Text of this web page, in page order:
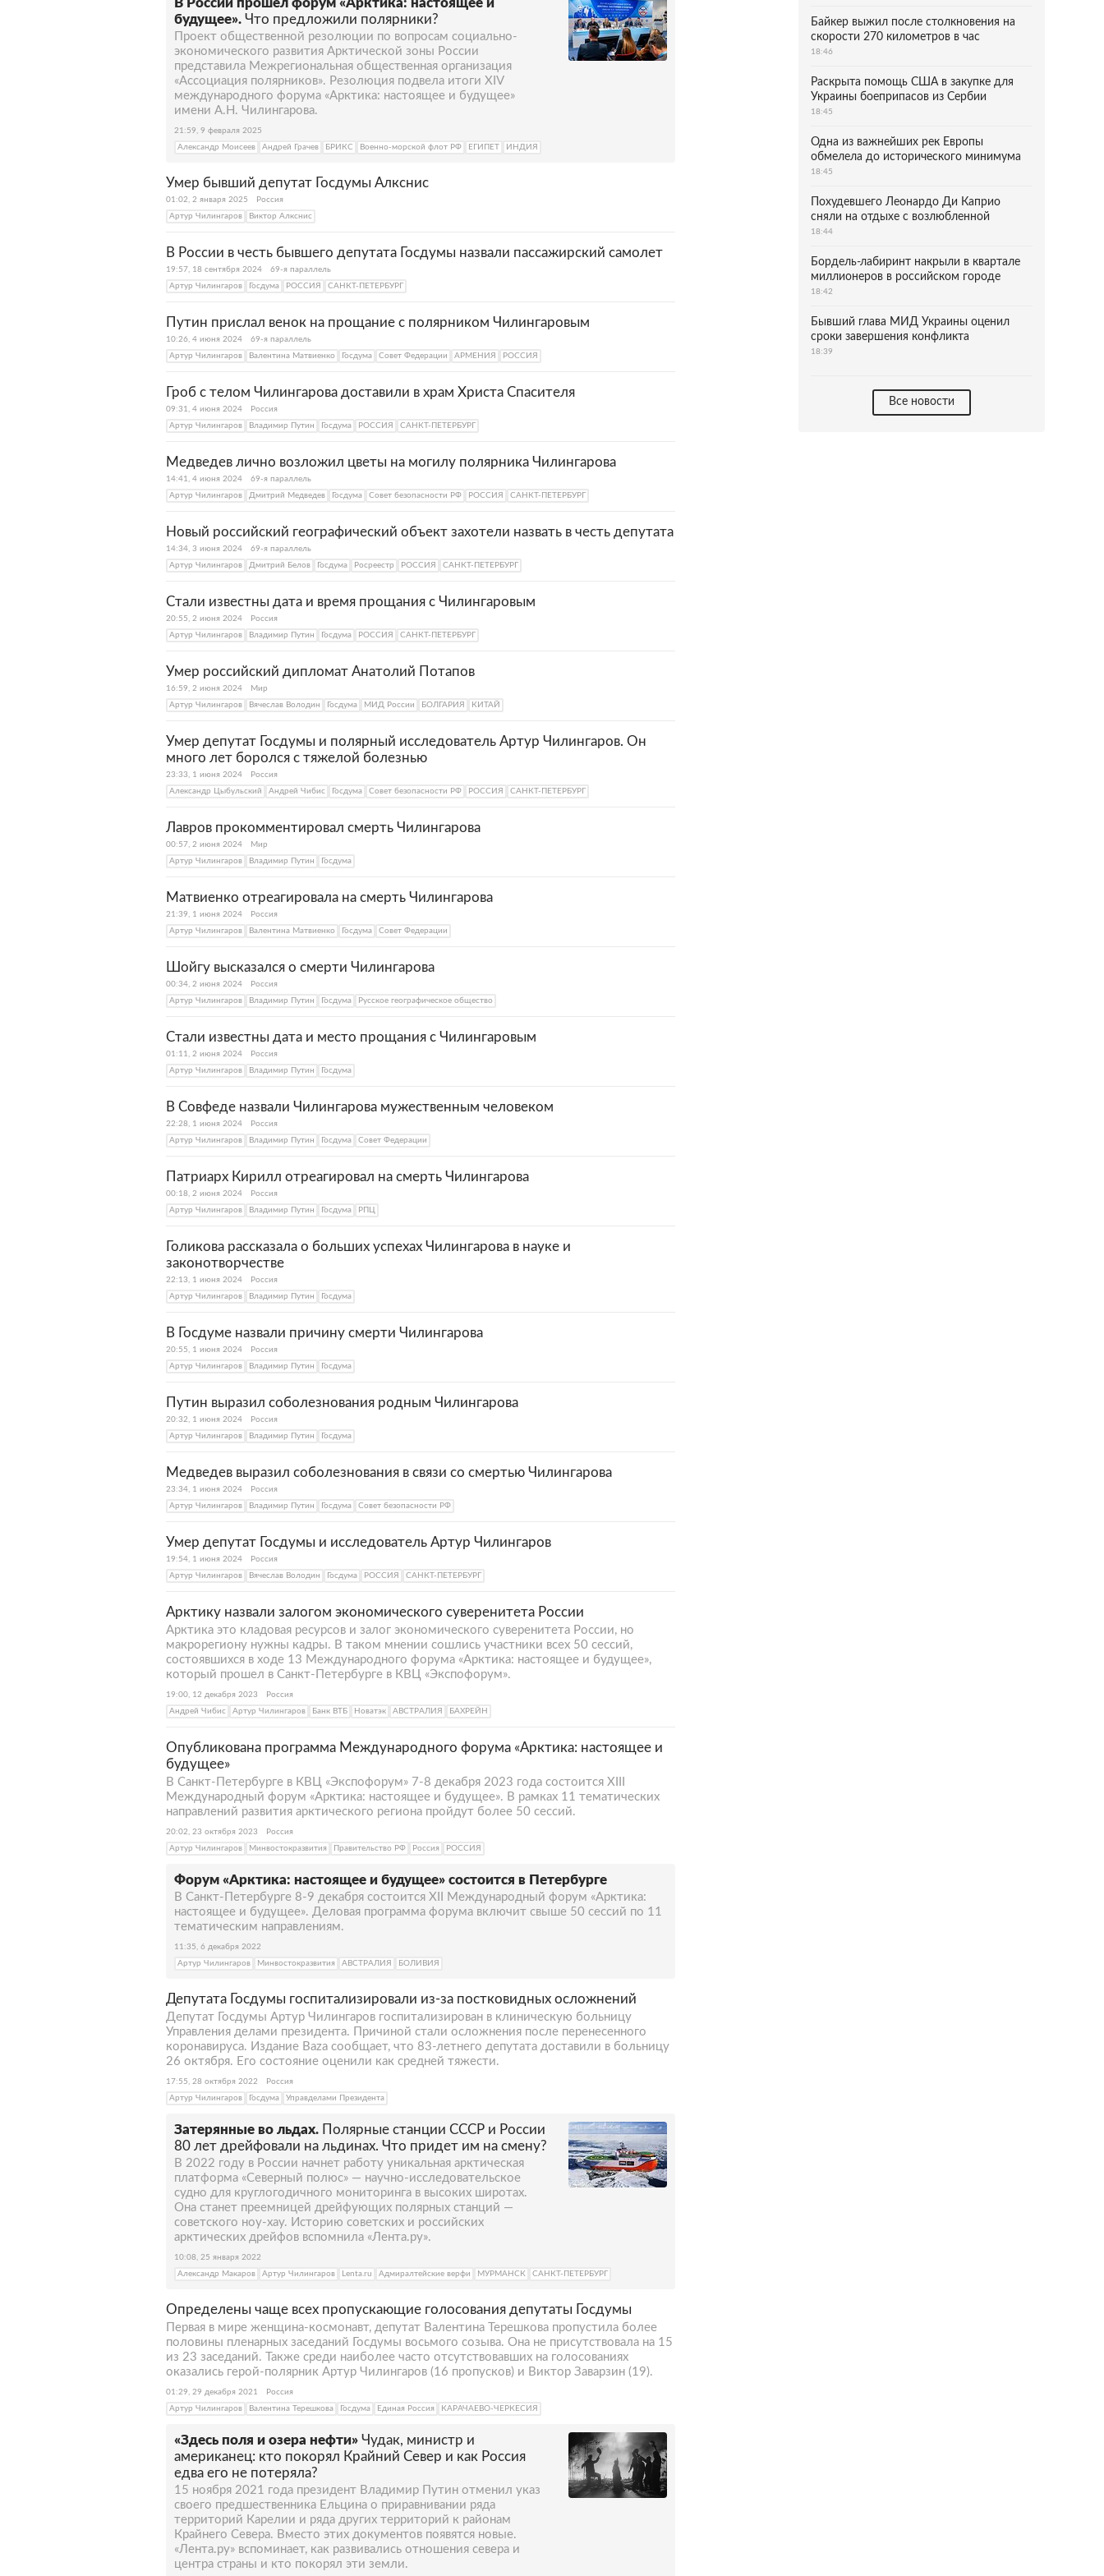
В России прошел форум «Арктика: настоящее и
будущее». Что предложили полярники?
Проект общественной резолюции по вопросам социально-
экономического развития Арктической зоны России
представила Межрегиональная общественная организация
«Ассоциация полярников». Резолюция подвела итоги XIV
международного форума «Арктика: настоящее и будущее»
имени А.Н. Чилингарова.
21:59, 9 февраля 2025
Александр Моисеев
Андрей Грачев БРИКС Военно-морской флот РФ ЕГИПЕТ ИНДИЯ
Умер бывший депутат Госдумы Алкснис
01:02, 2 января 2025
Россия
Артур Чилингаров
Виктор Алкснис
В России в честь бывшего депутата Госдумы назвали пассажирский самолет
19:57, 18 сентября 2024
69-я параллель
Артур Чилингаров
Госдума РОССИЯ САНКТ-ПЕТЕРБУРГ
Путин прислал венок на прощание с полярником Чилингаровым
10:26, 4 июня 2024
69-я параллель
Артур Чилингаров
Валентина Матвиенко Госдума Совет Федерации АРМЕНИЯ РОССИЯ
Гроб с телом Чилингарова доставили в храм Христа Спасителя
09:31, 4 июня 2024
Россия
Артур Чилингаров
Владимир Путин Госдума РОССИЯ САНКТ-ПЕТЕРБУРГ
Медведев лично возложил цветы на могилу полярника Чилингарова
14:41, 4 июня 2024
69-я параллель
Артур Чилингаров
Дмитрий Медведев Госдума Совет безопасности РФ РОССИЯ САНКТ-ПЕТЕРБУРГ
Новый российский географический объект захотели назвать в честь депутата
14:34, 3 июня 2024
69-я параллель
Артур Чилингаров
Дмитрий Белов Госдума Росреестр РОССИЯ САНКТ-ПЕТЕРБУРГ
Стали известны дата и время прощания с Чилингаровым
20:55, 2 июня 2024
Россия
Артур Чилингаров
Владимир Путин Госдума РОССИЯ САНКТ-ПЕТЕРБУРГ
Умер российский дипломат Анатолий Потапов
16:59, 2 июня 2024
Мир
Артур Чилингаров
Вячеслав Володин Госдума МИД России БОЛГАРИЯ КИТАЙ
Умер депутат Госдумы и полярный исследователь Артур Чилингаров. Он
много лет боролся с тяжелой болезнью
23:33, 1 июня 2024
Россия
Александр Цыбульский
Андрей Чибис Госдума Совет безопасности РФ РОССИЯ САНКТ-ПЕТЕРБУРГ
Лавров прокомментировал смерть Чилингарова
00:57, 2 июня 2024
Мир
Артур Чилингаров
Владимир Путин Госдума
Матвиенко отреагировала на смерть Чилингарова
21:39, 1 июня 2024
Россия
Артур Чилингаров
Валентина Матвиенко Госдума Совет Федерации
Шойгу высказался о смерти Чилингарова
00:34, 2 июня 2024
Россия
Артур Чилингаров
Владимир Путин Госдума Русское географическое общество
Стали известны дата и место прощания с Чилингаровым
01:11, 2 июня 2024
Россия
Артур Чилингаров
Владимир Путин Госдума
В Совфеде назвали Чилингарова мужественным человеком
22:28, 1 июня 2024
Россия
Артур Чилингаров
Владимир Путин Госдума Совет Федерации
Патриарх Кирилл отреагировал на смерть Чилингарова
00:18, 2 июня 2024
Россия
Артур Чилингаров
Владимир Путин Госдума РПЦ
Голикова рассказала о больших успехах Чилингарова в науке и
законотворчестве
22:13, 1 июня 2024
Россия
Артур Чилингаров
Владимир Путин Госдума
В Госдуме назвали причину смерти Чилингарова
20:55, 1 июня 2024
Россия
Артур Чилингаров
Владимир Путин Госдума
Путин выразил соболезнования родным Чилингарова
20:32, 1 июня 2024
Россия
Артур Чилингаров
Владимир Путин Госдума
Медведев выразил соболезнования в связи со смертью Чилингарова
23:34, 1 июня 2024
Россия
Артур Чилингаров
Владимир Путин Госдума Совет безопасности РФ
Умер депутат Госдумы и исследователь Артур Чилингаров
19:54, 1 июня 2024
Россия
Артур Чилингаров
Вячеслав Володин Госдума РОССИЯ САНКТ-ПЕТЕРБУРГ
Арктику назвали залогом экономического суверенитета России
Арктика это кладовая ресурсов и залог экономического суверенитета России, но
макрорегиону нужны кадры. В таком мнении сошлись участники всех 50 сессий,
состоявшихся в ходе 13 Международного форума «Арктика: настоящее и будущее»,
который прошел в Санкт-Петербурге в КВЦ «Экспофорум».
19:00, 12 декабря 2023
Россия
Андрей Чибис
Артур Чилингаров Банк ВТБ Новатэк АВСТРАЛИЯ БАХРЕЙН
Опубликована программа Международного форума «Арктика: настоящее и
будущее»
В Санкт-Петербурге в КВЦ «Экспофорум» 7-8 декабря 2023 года состоится XIII
Международный форум «Арктика: настоящее и будущее». В рамках 11 тематических
направлений развития арктического региона пройдут более 50 сессий.
20:02, 23 октября 2023
Россия
Артур Чилингаров
Минвостокразвития Правительство РФ Россия РОССИЯ
Форум «Арктика: настоящее и будущее» состоится в Петербурге
В Санкт-Петербурге 8-9 декабря состоится XII Международный форум «Арктика:
настоящее и будущее». Деловая программа форума включит свыше 50 сессий по 11
тематическим направлениям.
11:35, 6 декабря 2022
Артур Чилингаров
Минвостокразвития АВСТРАЛИЯ БОЛИВИЯ
Депутата Госдумы госпитализировали из-за постковидных осложнений
Депутат Госдумы Артур Чилингаров госпитализирован в клиническую больницу
Управления делами президента. Причиной стали осложнения после перенесенного
коронавируса. Издание Baza сообщает, что 83-летнего депутата доставили в больницу
26 октября. Его состояние оценили как средней тяжести.
17:55, 28 октября 2022
Россия
Артур Чилингаров
Госдума Управделами Президента
Затерянные во льдах. Полярные станции СССР и России
80 лет дрейфовали на льдинах. Что придет им на смену?
В 2022 году в России начнет работу уникальная арктическая
платформа «Северный полюс» — научно-исследовательское
судно для круглогодичного мониторинга в высоких широтах.
Она станет преемницей дрейфующих полярных станций —
советского ноу-хау. Историю советских и российских
арктических дрейфов вспомнила «Лента.ру».
10:08, 25 января 2022
Александр Макаров
Артур Чилингаров Lenta.ru Адмиралтейские верфи МУРМАНСК САНКТ-ПЕТЕРБУРГ
Определены чаще всех пропускающие голосования депутаты Госдумы
Первая в мире женщина-космонавт, депутат Валентина Терешкова пропустила более
половины пленарных заседаний Госдумы восьмого созыва. Она не присутствовала на 15
из 23 заседаний. Также среди наиболее часто отсутствовавших на голосованиях
оказались герой-полярник Артур Чилингаров (16 пропусков) и Виктор Заварзин (19).
01:29, 29 декабря 2021
Россия
Артур Чилингаров
Валентина Терешкова Госдума Единая Россия КАРАЧАЕВО-ЧЕРКЕСИЯ
«Здесь поля и озера нефти» Чудак, министр и
американец: кто покорял Крайний Север и как Россия
едва его не потеряла?
15 ноября 2021 года президент Владимир Путин отменил указ
своего предшественника Ельцина о приравнивании ряда
территорий Карелии и ряда других территорий к районам
Крайнего Севера. Вместо этих документов появятся новые.
«Лента.ру» вспоминает, как развивались отношения севера и
центра страны и кто покорял эти земли.
Байкер выжил после столкновения на
скорости 270 километров в час
18:46
Раскрыта помощь США в закупке для
Украины боеприпасов из Сербии
18:45
Одна из важнейших рек Европы
обмелела до исторического минимума
18:45
Похудевшего Леонардо Ди Каприо
сняли на отдыхе с возлюбленной
18:44
Бордель-лабиринт накрыли в квартале
миллионеров в российском городе
18:42
Бывший глава МИД Украины оценил
сроки завершения конфликта
18:39
Все новости